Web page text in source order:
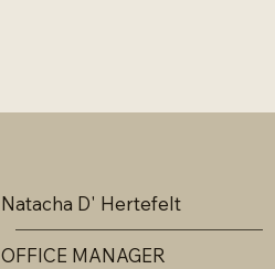
Natacha D' Hertefelt
OFFICE MANAGER